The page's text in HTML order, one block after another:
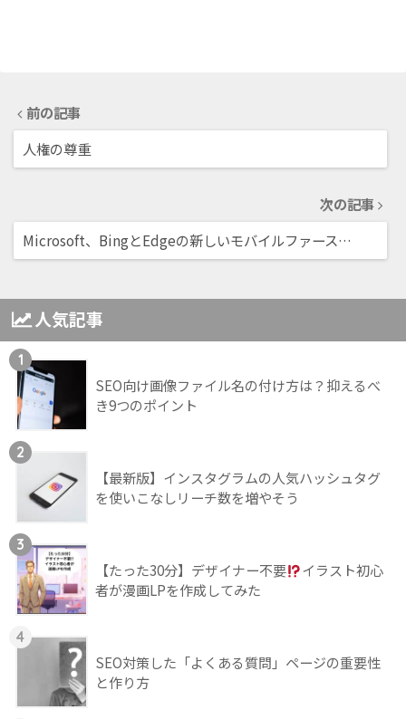
前の記事
人権の尊重
次の記事
Microsoft、BingとEdgeの新しいモバイルファース…
人気記事
1
SEO向け画像ファイル名の付け方は？抑えるべ
き9つのポイント
2
【最新版】インスタグラムの人気ハッシュタグ
を使いこなしリーチ数を増やそう
3
【たった30分】デザイナー不要
イラスト初心
者が漫画LPを作成してみた
4
SEO対策した「よくある質問」ページの重要性
と作り方